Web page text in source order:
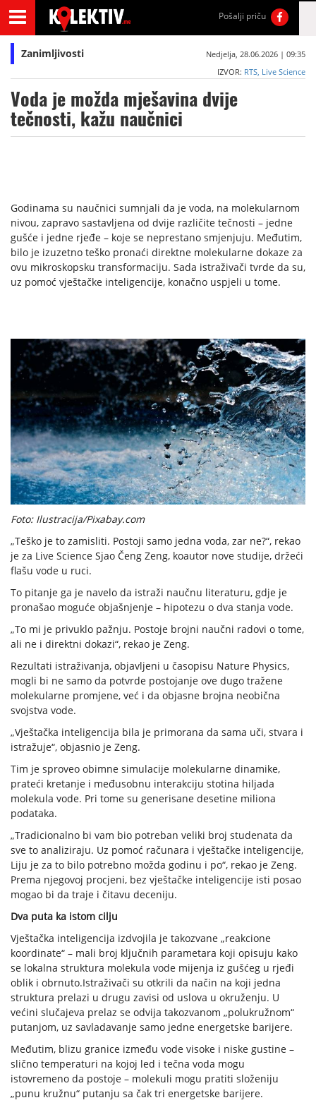
Pošalji priču
Zanimljivosti
Nedjelja, 28.06.2026 | 09:35
IZVOR: RTS, Live Science
Voda je možda mješavina dvije
tečnosti, kažu naučnici
Godinama su naučnici sumnjali da je voda, na molekularnom
nivou, zapravo sastavljena od dvije različite tečnosti – jedne
gušće i jedne rjeđe – koje se neprestano smjenjuju. Međutim,
bilo je izuzetno teško pronaći direktne molekularne dokaze za
ovu mikroskopsku transformaciju. Sada istraživači tvrde da su,
uz pomoć vještačke inteligencije, konačno uspjeli u tome.
Foto: Ilustracija/Pixabay.com
„Teško je to zamisliti. Postoji samo jedna voda, zar ne?“, rekao
je za Live Science Sjao Čeng Zeng, koautor nove studije, držeći
flašu vode u ruci.
To pitanje ga je navelo da istraži naučnu literaturu, gdje je
pronašao moguće objašnjenje – hipotezu o dva stanja vode.
„To mi je privuklo pažnju. Postoje brojni naučni radovi o tome,
ali ne i direktni dokazi“, rekao je Zeng.
Rezultati istraživanja, objavljeni u časopisu Nature Physics,
mogli bi ne samo da potvrde postojanje ove dugo tražene
molekularne promjene, već i da objasne brojna neobična
svojstva vode.
„Vještačka inteligencija bila je primorana da sama uči, stvara i
istražuje“, objasnio je Zeng.
Tim je sproveo obimne simulacije molekularne dinamike,
prateći kretanje i međusobnu interakciju stotina hiljada
molekula vode. Pri tome su generisane desetine miliona
podataka.
„Tradicionalno bi vam bio potreban veliki broj studenata da
sve to analiziraju. Uz pomoć računara i vještačke inteligencije,
Liju je za to bilo potrebno možda godinu i po“, rekao je Zeng.
Prema njegovoj procjeni, bez vještačke inteligencije isti posao
mogao bi da traje i čitavu deceniju.
Dva puta ka istom cilju
Vještačka inteligencija izdvojila je takozvane „reakcione
koordinate“ – mali broj ključnih parametara koji opisuju kako
se lokalna struktura molekula vode mijenja iz gušćeg u rjeđi
oblik i obrnuto.Istraživači su otkrili da način na koji jedna
struktura prelazi u drugu zavisi od uslova u okruženju. U
većini slučajeva prelaz se odvija takozvanom „polukružnom“
putanjom, uz savladavanje samo jedne energetske barijere.
Međutim, blizu granice između vode visoke i niske gustine –
slično temperaturi na kojoj led i tečna voda mogu
istovremeno da postoje – molekuli mogu pratiti složeniju
„punu kružnu“ putanju sa čak tri energetske barijere.